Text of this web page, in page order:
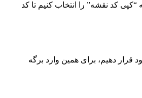
کد نقشه” را انتخاب کنیم تا کد
قرار دهیم، برای همین وارد برگه